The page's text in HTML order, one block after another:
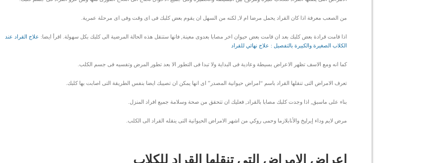
من الصعب معرفة اذا كان القراد يحمل مرضا ام لا, لكنه من السهل ان يقوم بعض كلبك فى اى وقت وفى اى مرحلة عمرية.
اذا قامت قرادة بعض كلبك بعد ان قامت بعض حيوان اخر مصابا بعدوى معينة, فانها ستنقل هذه الحالة المرضية الى كلبك بكل سهولة. اقرأ ايضا: علاج القراد عند
الكلاب الصغيرة والكبيرة بالتفصيل : علاج نهائي للقراد
كما انه ومع الاسف تظهر الاعراض بسيطة وعادية فى البداية ولا تبدا فى التطور الا بعد تطور المرض وتفسيه فى جسم الكلب.
تعرف الامراض التى تنقلها القراد باسم “امراض حيوانية المصدر” اى انها يمكن ان تصيبك ايضا بنفس الطريقة التى اصابت بها كلبك.
بناء على ماسبق, اذا وجدت كلبك مصابا بالقراد, فعليك ان تتحقق من صحة وسلامة جميع افراد المنزل.
مرض لايم وداء إيرليخ والأنابلازما وحمى روكي من اشهر الامراض الحيوانية التى ينقله القراد الى الكلب.
اعراض الامراض التى تنقلها القراد للكلاب